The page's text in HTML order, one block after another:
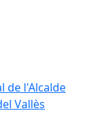
de l'Alcalde
Vallès